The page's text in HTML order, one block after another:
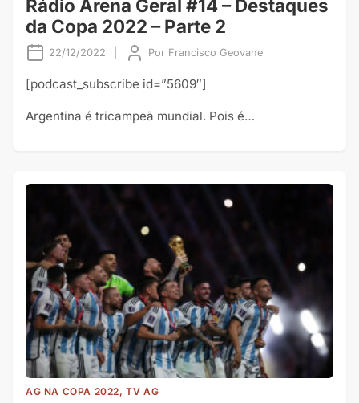
Rádio Arena Geral #14 – Destaques
da Copa 2022 – Parte 2
22/12/2022 Por Francisco Geovane
[podcast_subscribe id=”5609″]
Argentina é tricampeã mundial. Pois é…
AG NA COPA 2022, TV AG